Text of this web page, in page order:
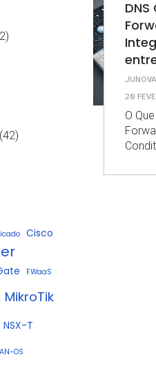
(42)
Cisco
FWaaS
MikroTik
NSX-T
OS
20
O